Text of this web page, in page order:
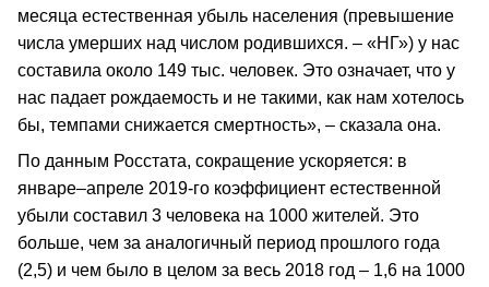
месяца естественная убыль населения (превышение
числа умерших над числом родившихся. – «НГ») у нас
составила около 149 тыс. человек. Это означает, что у
нас падает рождаемость и не такими, как нам хотелось
бы, темпами снижается смертность», – сказала она.
По данным Росстата, сокращение ускоряется: в
январе–апреле 2019-го коэффициент естественной
убыли составил 3 человека на 1000 жителей. Это
больше, чем за аналогичный период прошлого года
(2,5) и чем было в целом за весь 2018 год – 1,6 на 1000